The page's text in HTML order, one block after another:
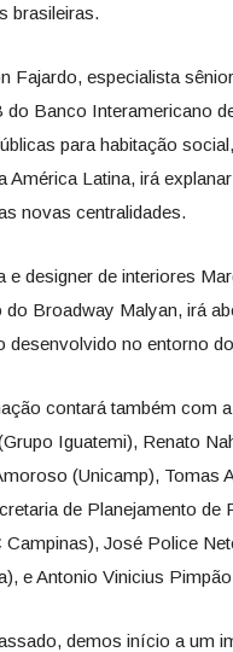
brasileiras.
Fajardo, especialista
do Banco Interamericano
para habitação
América Latina, irá
novas centralidades.
e designer de interiores
do Broadway Malyan, irá
desenvolvido no entorno
contará também com
Iguatemi), Renato
(Unicamp), Tomas
de Planejamento
Campinas), José Police
e Antonio Vinicius
demos início a um